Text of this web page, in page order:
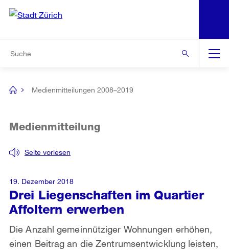
Navigation
[no
Medienmitteilungen 2008–2019
Drei Liegenschaften im Quartier
Affoltern erwerben
Seite vorlesen
Medienmitteilung
Die Anzahl gemeinnütziger Wohnungen erhöhen,
einen Beitrag an die Zentrumsentwicklung leisten,
19. Dezember 2018